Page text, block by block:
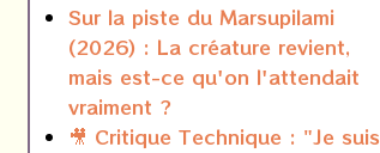
Sur la piste du Marsupilami
(2026) : La créature revient,
mais est-ce qu'on l'attendait
vraiment ?
🎥 Critique Technique : "Je suis